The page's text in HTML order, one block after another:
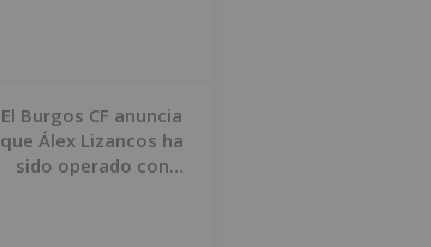
El Burgos CF anuncia
que Álex Lizancos ha
sido operado con